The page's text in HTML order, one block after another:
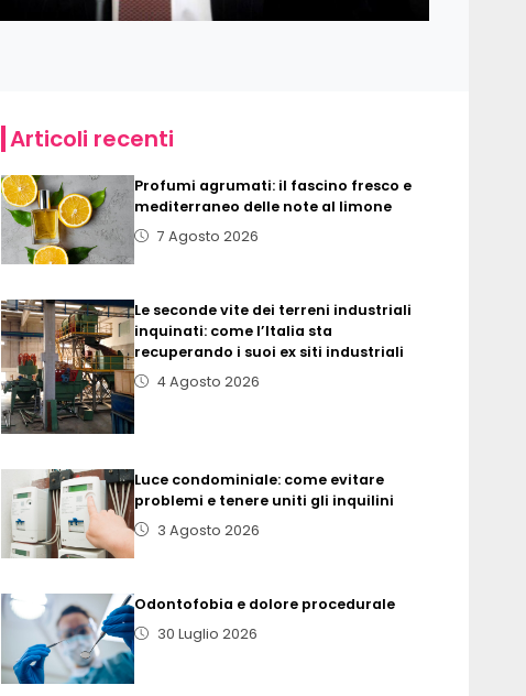
Articoli recenti
Profumi agrumati: il fascino fresco e
mediterraneo delle note al limone
7 Agosto 2026
Le seconde vite dei terreni industriali
inquinati: come l’Italia sta
recuperando i suoi ex siti industriali
4 Agosto 2026
Luce condominiale: come evitare
problemi e tenere uniti gli inquilini
3 Agosto 2026
Odontofobia e dolore procedurale
30 Luglio 2026